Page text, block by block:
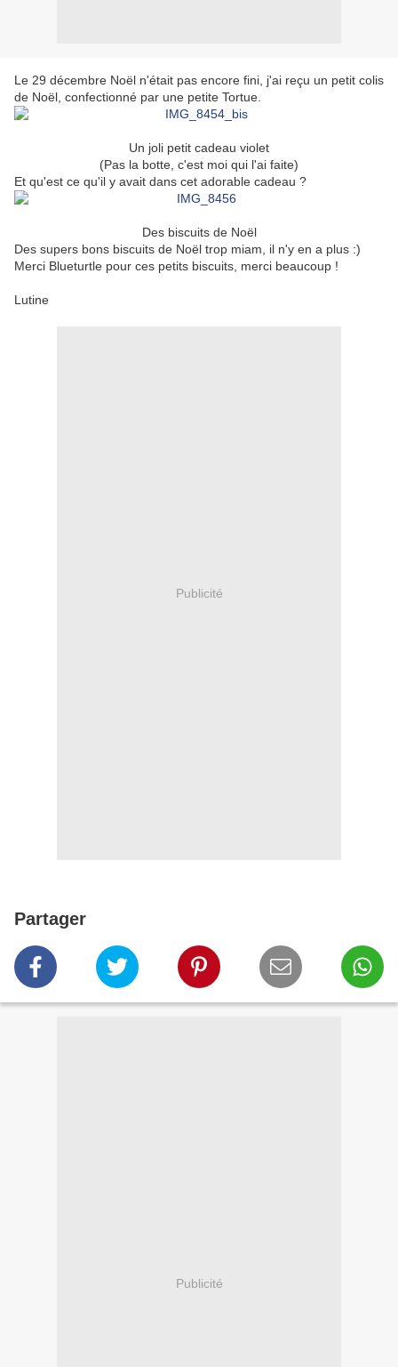
Le 29 décembre Noël n'était pas encore fini, j'ai reçu un petit colis
de Noël, confectionné par une petite Tortue.
Un joli petit cadeau violet
(Pas la botte, c'est moi qui l'ai faite)
Et qu'est ce qu'il y avait dans cet adorable cadeau ?
Des biscuits de Noël
Des supers bons biscuits de Noël trop miam, il n'y en a plus :)
Merci Blueturtle pour ces petits biscuits, merci beaucoup !
Lutine
Publicité
Partager
Publicité